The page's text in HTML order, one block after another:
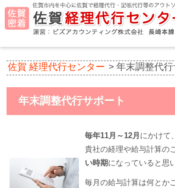
佐賀 経理代行センター >年末調整代行
年末調整代行サポート
毎年11月～12月 にかけて
貴社の経理や給与計算の
い時期 になっていると思
毎月の給与計算は何とか